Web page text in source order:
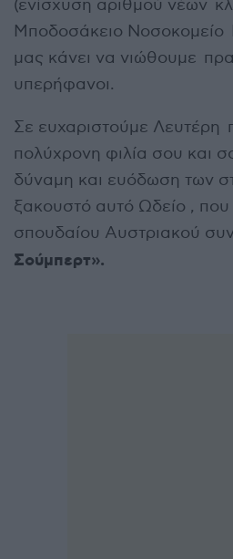
(ενίσχυση αριθμού νέων
Μποδοσάκειο Νοσοκομείο
μας κάνει να νιώθουμε
υπερήφανοι.
Σε ευχαριστούμε Λευτέρη
πολύχρονη φιλία σου και
δύναμη και ευόδωση των
ξακουστό αυτό Ωδείο , που
σπουδαίου Αυστριακού
Σούμπερτ».